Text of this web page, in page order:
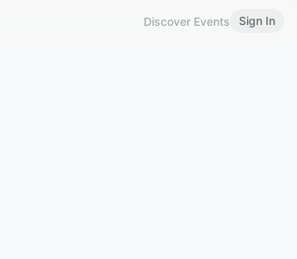
Discover Events Sign In